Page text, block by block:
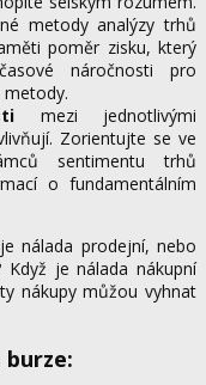
metody analýzy trhů
poměr zisku, který
náročnosti pro
mezi jednotlivými
Zorientujte se ve
sentimentu trhů
o fundamentálním
nálada prodejní, nebo
je nálada nákupní
nákupy můžou vyhnat
burze: